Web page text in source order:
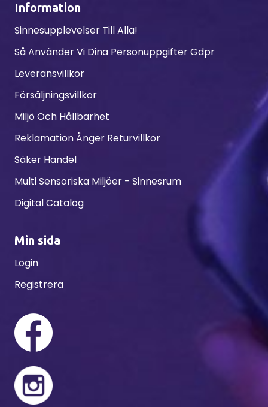
Information
Sinnesupplevelser Till Alla!
Så Använder Vi Dina Personuppgifter Gdpr
Leveransvillkor
Försäljningsvillkor
Miljö Och Hållbarhet
Reklamation Ånger Returvillkor
Säker Handel
Multi Sensoriska Miljöer - Sinnesrum
Digital Catalog
Min sida
Login
Registrera